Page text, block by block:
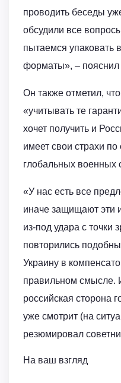
проводить беседы
обсудили все
пытаемся упаковать
форматы», – пояснил
Он также отметил,
«учитывать те
хочет получить и
имеет свои страхи
глобальных военных
«У нас есть все
иначе защищают эти
из-под удара с точки
повторились
Украину в
правильном смысле.
российская сторона
уже смотрит (на
резюмировал
На ваш взгляд